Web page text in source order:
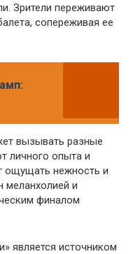
Зрители переживают
сопереживая ее
вызывать разные
личного опыта и
ощущать нежность и
меланхолией и
финалом
является источником